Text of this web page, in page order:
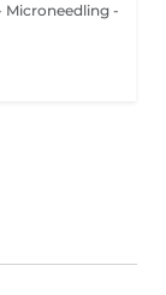
Microneedling -